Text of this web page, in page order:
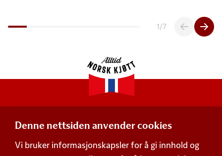
Denne nettsiden anvender cookies
Vi bruker informasjonskapsler for å gi innhold og
1/7
Postboks 360,